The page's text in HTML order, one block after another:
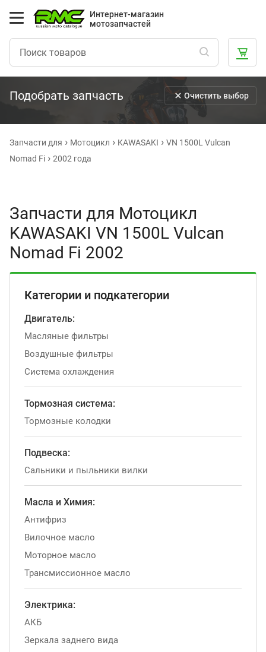
Интернет-магазин
мотозапчастей
Подобрать запчасть Очистить выбор
Запчасти для Мотоцикл KAWASAKI
VN 1500L Vulcan
Nomad Fi
2002 года
Запчасти для Мотоцикл
KAWASAKI VN 1500L Vulcan
Nomad Fi 2002
Категории и подкатегории
Двигатель:
Масляные фильтры
Воздушные фильтры
Система охлаждения
Тормозная система:
Тормозные колодки
Подвеска:
Сальники и пыльники вилки
Масла и Химия:
Антифриз
Вилочное масло
Моторное масло
Трансмиссионное масло
Электрика:
АКБ
Зеркала заднего вида